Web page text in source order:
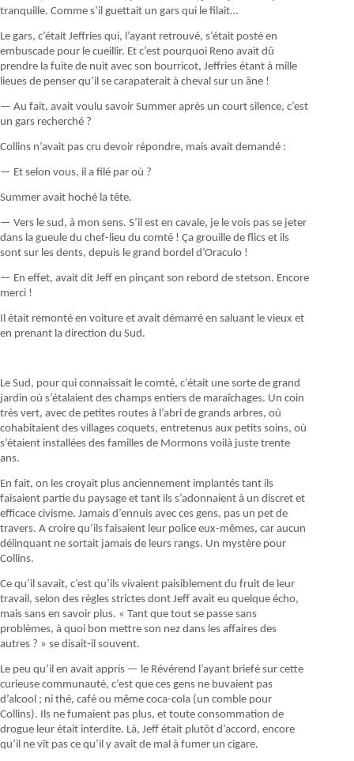
tranquille. Comme s’il guettait un gars qui le filait…
Le gars, c’était Jeffries qui, l’ayant retrouvé, s’était posté en
embuscade pour le cueillir. Et c’est pourquoi Reno avait dû
prendre la fuite de nuit avec son bourricot, Jeffries étant à mille
lieues de penser qu’il se carapaterait à cheval sur un âne !
— Au fait, avait voulu savoir Summer après un court silence, c’est
un gars recherché ?
Collins n’avait pas cru devoir répondre, mais avait demandé :
— Et selon vous, il a filé par où ?
Summer avait hoché la tête.
— Vers le sud, à mon sens. S’il est en cavale, je le vois pas se jeter
dans la gueule du chef-lieu du comté ! Ça grouille de flics et ils
sont sur les dents, depuis le grand bordel d’Oraculo !
— En effet, avait dit Jeff en pinçant son rebord de stetson. Encore
merci !
Il était remonté en voiture et avait démarré en saluant le vieux et
en prenant la direction du Sud.
Le Sud, pour qui connaissait le comté, c’était une sorte de grand
jardin où s’étalaient des champs entiers de maraîchages. Un coin
très vert, avec de petites routes à l’abri de grands arbres, où
cohabitaient des villages coquets, entretenus aux petits soins, où
s’étaient installées des familles de Mormons voilà juste trente
ans.
En fait, on les croyait plus anciennement implantés tant ils
faisaient partie du paysage et tant ils s’adonnaient à un discret et
efficace civisme. Jamais d’ennuis avec ces gens, pas un pet de
travers. A croire qu’ils faisaient leur police eux-mêmes, car aucun
délinquant ne sortait jamais de leurs rangs. Un mystère pour
Collins.
Ce qu’il savait, c’est qu’ils vivaient paisiblement du fruit de leur
travail, selon des règles strictes dont Jeff avait eu quelque écho,
mais sans en savoir plus. « Tant que tout se passe sans
problèmes, à quoi bon mettre son nez dans les affaires des
autres ? » se disait-il souvent.
Le peu qu’il en avait appris — le Révérend l’ayant briefé sur cette
curieuse communauté, c’est que ces gens ne buvaient pas
d’alcool ; ni thé, café ou même coca-cola (un comble pour
Collins). Ils ne fumaient pas plus, et toute consommation de
drogue leur était interdite. Là, Jeff était plutôt d’accord, encore
qu’il ne vît pas ce qu’il y avait de mal à fumer un cigare.